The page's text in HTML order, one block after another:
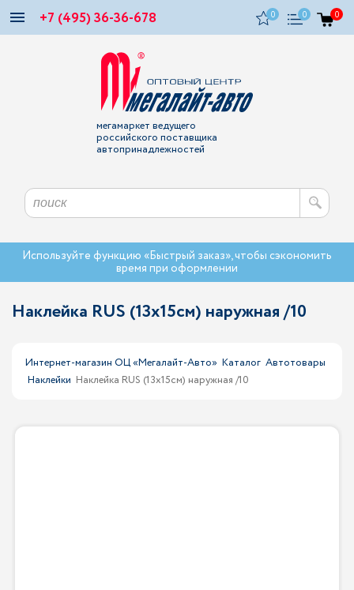
+7 (495) 36-36-678 0 0 0
мегамаркет ведущего
российского поставщика
автопринадлежностей
Используйте функцию «Быстрый заказ», чтобы сэкономить
время при оформлении
Наклейка RUS (13х15см) наружная /10
Интернет-магазин ОЦ «Мегалайт-Авто» Каталог Автотовары
Наклейки Наклейка RUS (13х15см) наружная /10